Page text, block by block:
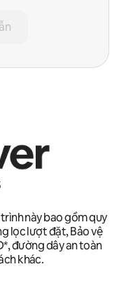
này bao gồm quy
lọc lượt đặt, Bảo vệ
đường dây an toàn
khác.